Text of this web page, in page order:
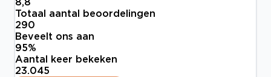
Totaal aantal beoordelingen
290
Beveelt ons aan
95%
Aantal keer bekeken
23.045